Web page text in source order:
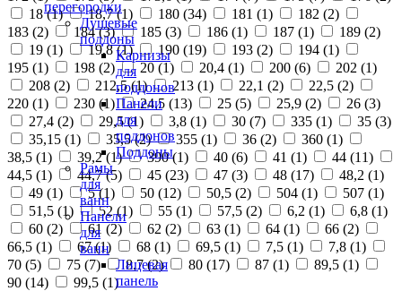
перегородки
Душевые
поддоны
Карнизы
для
поддонов
Панели
для
поддонов
Поддоны
Рамы
для
ванн
Панели
для
ванн
Лицевая
панель
18 (1) 18,7 (1) 180 (34) 181 (1) 182 (2)
183 (2) 184 (3) 185 (3) 186 (1) 187 (1) 189 (2)
19 (1) 19,8 (1) 190 (19) 193 (2) 194 (1)
195 (1) 198 (2) 20 (1) 20,4 (1) 200 (6) 202 (1)
208 (2) 212,5 (1) 213 (1) 22,1 (2) 22,5 (2)
220 (1) 230 (1) 24,5 (13) 25 (5) 25,9 (2) 26 (3)
27,4 (2) 29,5 (1) 3,8 (1) 30 (7) 335 (1) 35 (3)
35,15 (1) 35,5 (2) 355 (1) 36 (2) 360 (1)
38,5 (1) 39,2 (1) 390 (1) 40 (6) 41 (1) 44 (11)
44,5 (1) 44,7 (5) 45 (23) 47 (3) 48 (17) 48,2 (1)
49 (1) 5 (1) 50 (12) 50,5 (2) 504 (1) 507 (1)
51,5 (1) 52 (1) 55 (1) 57,5 (2) 6,2 (1) 6,8 (1)
60 (2) 61 (2) 62 (2) 63 (1) 64 (1) 66 (2)
66,5 (1) 67 (1) 68 (1) 69,5 (1) 7,5 (1) 7,8 (1)
70 (5) 75 (7) 8,7 (2) 80 (17) 87 (1) 89,5 (1)
90 (14) 99,5 (1)